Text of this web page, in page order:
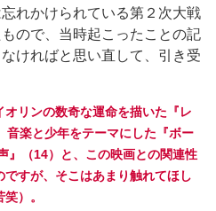
れかけられている第２次大戦
ので、当時起こったことの記
ければと思い直して、引き受
オリンの数奇な運命を描いた『レ
音楽と少年をテーマにした『ボー
』（14）と、この映画との関連性
すが、そこはあまり触れてほし
）。